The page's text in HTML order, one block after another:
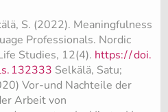
S. (2022). Meaningfulness
Professionals. Nordic
Studies, 12(4). https://doi.
132333 Selkälä, Satu;
Vor-und Nachteile der
Arbeit von